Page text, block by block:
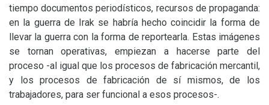
tiempo documentos periodísticos, recursos de propaganda:
en la guerra de Irak se habría hecho coincidir la forma de
llevar la guerra con la forma de reportearla. Estas imágenes
se tornan operativas, empiezan a hacerse parte del
proceso -al igual que los procesos de fabricación mercantil,
y los procesos de fabricación de sí mismos, de los
trabajadores, para ser funcional a esos procesos-.